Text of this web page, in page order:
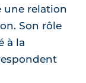
une relation
Son rôle
à la